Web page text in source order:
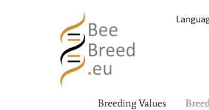
Breeding Values